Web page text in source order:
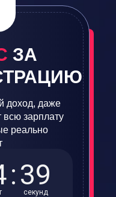
ЗА
доход, даже
зарплату
реально
:38
секунд